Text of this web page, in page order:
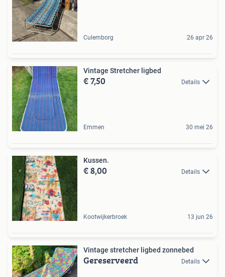
Culemborg 26 apr 26
Vintage Stretcher ligbed
€ 7,50 Details
Emmen 30 mei 26
Kussen.
€ 8,00 Details
Kootwijkerbroek 13 jun 26
Vintage stretcher ligbed zonnebed
Gereserveerd Details